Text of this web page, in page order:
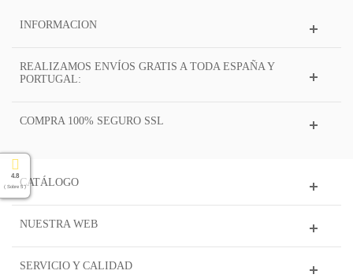
4.8
( Sobre 5 )
INFORMACION
REALIZAMOS ENVÍOS GRATIS A TODA ESPAÑA Y
PORTUGAL:
COMPRA 100% SEGURO SSL
CATÁLOGO
NUESTRA WEB
SERVICIO Y CALIDAD